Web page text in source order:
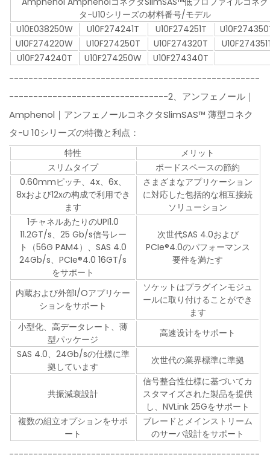
タ-U10シリーズの材料番号/モデル
U10E038250W
U10F274241T U10F274251T
U10F274220W
U10F274250T U10F274320T
U10F274240T
U10F274250W U10F274340T
----------------------------------------------------
---------------------------------2、アンフェノール｜
Amphenol｜アンフェノールコネクタSlimSAS™ 薄型コネク
タ-U 10シリーズの特徴と利点：
特性
メリット
スリムタイプ
ボードスペースの節約
0.60mmピッチ、4x、6x、
8xおよび12xの构成で利用でき
ます
さまざまなアプリケーション
に対応した包括的な相互接続
ソリューション
1チャネルあたりのUPI1.0
11.2GT/s、25 Gb/s信号レー
ト（56G PAM4）、SAS 4.0
24Gb/s、PCIe®4.0 16GT/s
をサポート
次世代SAS 4.0および
PCIe®4.0のパフォーマンス
要件を満たす
内蔵および外部I/Oアプリケー
ションをサポート
ソケットはプラグインモジュ
ールに取り付けることができ
ます
小型化、高データレート、薄
型パッケージ
高速设计をサポート
SAS 4.0、24Gb/sの仕様に準
拠しています
次世代の業界標準に準拠
共振減衰設計
信号整合性仕様に基づいてカ
スタマイズされた製品を提供
し、NVLink 25Gをサポート
複数の組立オプションをサポ
ート
ブレードとメインストリーム
のサーバ設計をサポート
----------------------------------------------------